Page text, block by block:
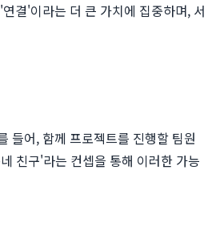
결'이라는 더 큰 가치에 집중하며, 서
들어, 함께 프로젝트를 진행할 팀원
친구'라는 컨셉을 통해 이러한 가능